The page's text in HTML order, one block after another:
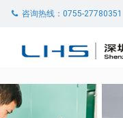
咨询热线：0755-27780351